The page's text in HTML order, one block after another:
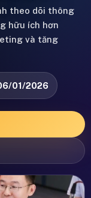
theo dõi thông
hữu ích hơn
và tăng
01/2026